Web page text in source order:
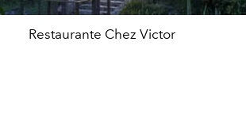
Restaurante Chez Victor